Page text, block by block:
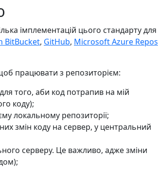
імплементацій цього стандарту для
BitBucket, GitHub, Microsoft Azure Repos
працювати з репозиторієм:
того, аби код потрапив на мій
коду);
локальному репозиторії;
змін коду на сервер, у центральний
серверу. Це важливо, адже зміни